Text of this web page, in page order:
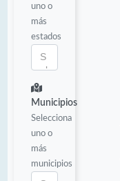
uno o
más
estados
Municipios
Selecciona
uno o
más
municipios